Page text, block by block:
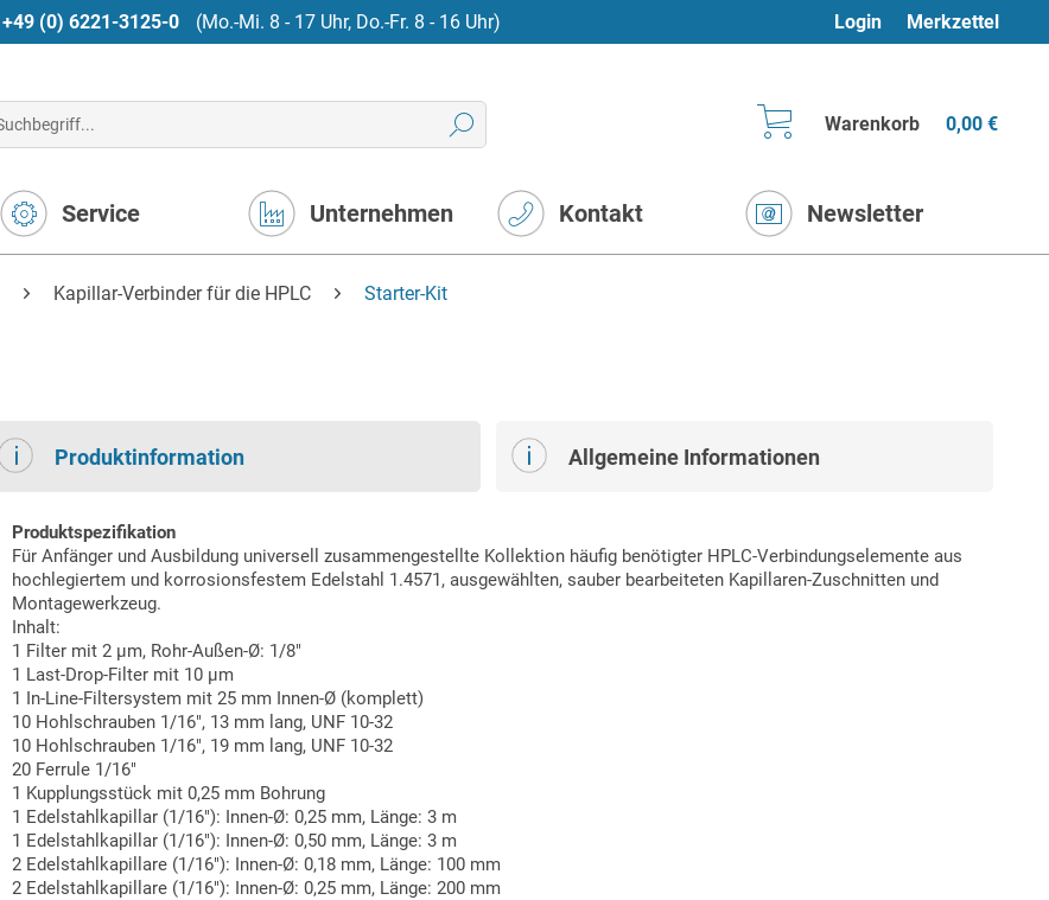
+49 (0) 6221-3125-0 (Mo.-Mi. 8 - 17 Uhr, Do.-Fr. 8 - 16 Uhr) Login Merkzettel
Warenkorb 0,00 €
Service Unternehmen Kontakt Newsletter
Kapillar-Verbinder für die HPLC Starter-Kit
Produktinformation Allgemeine Informationen
Produktspezifikation
Für Anfänger und Ausbildung universell zusammengestellte Kollektion häufig benötigter HPLC-Verbindungselemente aus
hochlegiertem und korrosionsfestem Edelstahl 1.4571, ausgewählten, sauber bearbeiteten Kapillaren-Zuschnitten und
Montagewerkzeug.
Inhalt:
1 Filter mit 2 µm, Rohr-Außen-Ø: 1/8"
1 Last-Drop-Filter mit 10 µm
1 In-Line-Filtersystem mit 25 mm Innen-Ø (komplett)
10 Hohlschrauben 1/16", 13 mm lang, UNF 10-32
10 Hohlschrauben 1/16", 19 mm lang, UNF 10-32
20 Ferrule 1/16"
1 Kupplungsstück mit 0,25 mm Bohrung
1 Edelstahlkapillar (1/16"): Innen-Ø: 0,25 mm, Länge: 3 m
1 Edelstahlkapillar (1/16"): Innen-Ø: 0,50 mm, Länge: 3 m
2 Edelstahlkapillare (1/16"): Innen-Ø: 0,18 mm, Länge: 100 mm
2 Edelstahlkapillare (1/16"): Innen-Ø: 0,25 mm, Länge: 200 mm